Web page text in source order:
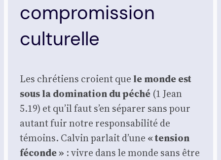
compromission
culturelle
Les chré­tiens croient que le monde est
sous la domi­na­tion du péché (1 Jean
5.19) et qu’il faut s’en sépa­rer sans pour
autant fuir notre res­pon­sa­bi­li­té de
témoins. Cal­vin par­lait d’une « ten­sion
féconde » : vivre dans le monde sans être